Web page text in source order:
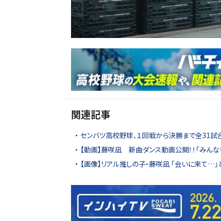
関連記事
センバツ高校野球、１回戦から決勝まで全31試
【動画】藤咲凪 新曲ダンス動画公開！！「みんな
【画像】リアル推しの子・藤咲凪 「会いに来て